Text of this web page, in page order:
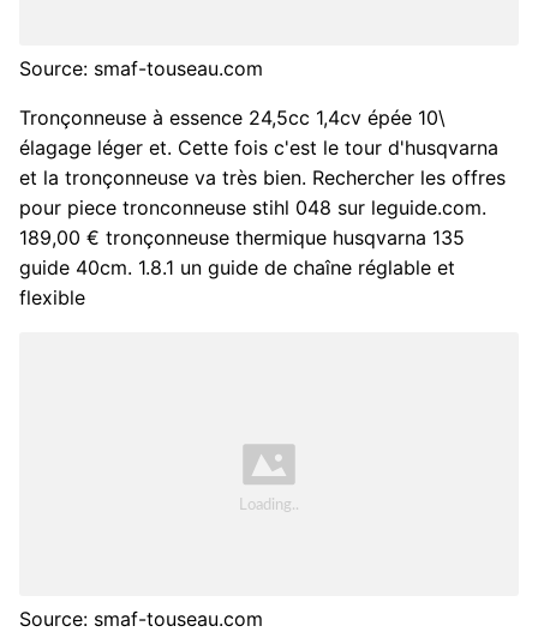
Source: smaf-touseau.com
Tronçonneuse à essence 24,5cc 1,4cv épée 10\
élagage léger et. Cette fois c'est le tour d'husqvarna
et la tronçonneuse va très bien. Rechercher les offres
pour piece tronconneuse stihl 048 sur leguide.com.
189,00 € tronçonneuse thermique husqvarna 135
guide 40cm. 1.8.1 un guide de chaîne réglable et
flexible
Source: smaf-touseau.com